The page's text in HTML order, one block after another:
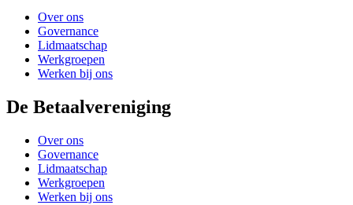
Over ons
Governance
Lidmaatschap
Werkgroepen
Werken bij ons
De Betaalvereniging
Over ons
Governance
Lidmaatschap
Werkgroepen
Werken bij ons